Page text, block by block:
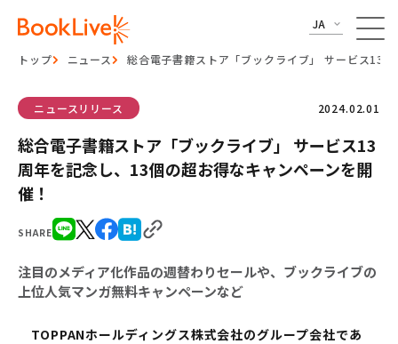
JA
トップ ニュース 総合電子書籍ストア「ブックライブ」 サービス13
SHARE
ニュースリリース 2024.02.01
総合電子書籍ストア「ブックライブ」 サービス13
周年を記念し、13個の超お得なキャンペーンを開
催！
注目のメディア化作品の週替わりセールや、ブックライブの
上位人気マンガ無料キャンペーンなど
TOPPANホールディングス株式会社のグループ会社であ